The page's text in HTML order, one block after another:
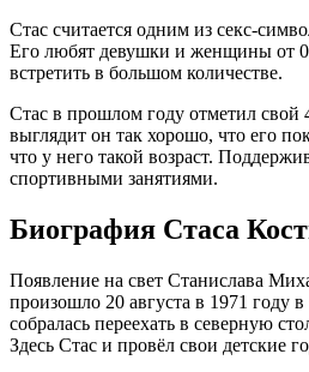
Стас считается одним из секс-
Его любят девушки и женщины от
встретить в большом количестве.
Стас в прошлом году отметил свой
выглядит он так хорошо, что его
что у него такой возраст.
спортивными занятиями.
Биография Стаса
Появление на свет Станислава
произошло 20 августа в 1971 году
собралась переехать в северную
Здесь Стас и провёл свои детские